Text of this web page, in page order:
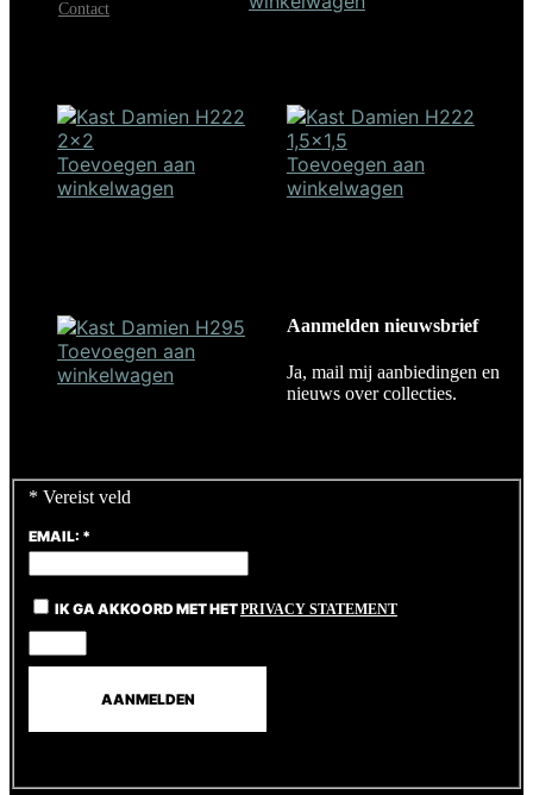
Contact
Toevoegen aan
winkelwagen
Toevoegen aan
winkelwagen
Toevoegen aan
winkelwagen
Aanmelden nieuwsbrief
Ja, mail mij aanbiedingen en
nieuws over collecties.
* Vereist veld
EMAIL: *
IK GA AKKOORD MET HETPRIVACY STATEMENT